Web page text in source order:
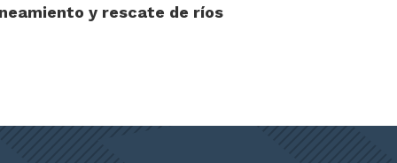
y rescate de ríos